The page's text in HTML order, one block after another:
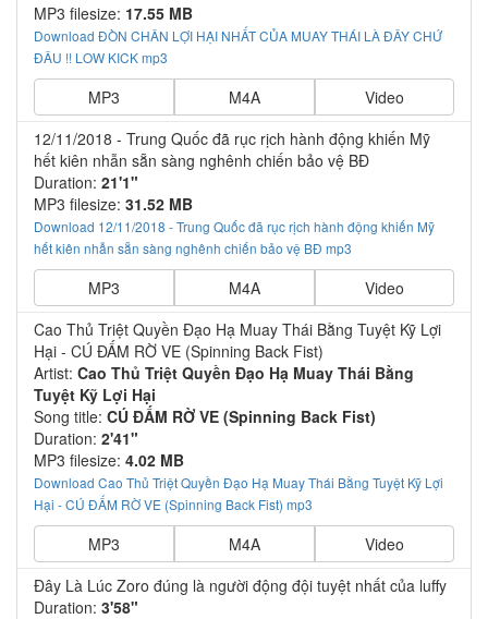
MP3 filesize: 17.55 MB
Download ĐÒN CHÂN LỢI HẠI NHẤT CỦA MUAY THÁI LÀ ĐÂY CHỨ
ĐÂU !! LOW KICK mp3
MP3 M4A
Video
12/11/2018 - Trung Quốc đã rục rịch hành động khiến Mỹ
hết kiên nhẫn sẵn sàng nghênh chiến bảo vệ BĐ
Duration: 21'1"
MP3 filesize: 31.52 MB
Download 12/11/2018 - Trung Quốc đã rục rịch hành động khiến Mỹ
hết kiên nhẫn sẵn sàng nghênh chiến bảo vệ BĐ mp3
MP3 M4A
Video
Cao Thủ Triệt Quyền Đạo Hạ Muay Thái Bằng Tuyệt Kỹ Lợi
Hại - CÚ ĐẤM RỜ VE (Spinning Back Fist)
Artist: Cao Thủ Triệt Quyền Đạo Hạ Muay Thái Bằng
Tuyệt Kỹ Lợi Hại
Song title: CÚ ĐẤM RỜ VE (Spinning Back Fist)
Duration: 2'41"
MP3 filesize: 4.02 MB
Download Cao Thủ Triệt Quyền Đạo Hạ Muay Thái Bằng Tuyệt Kỹ Lợi
Hại - CÚ ĐẤM RỜ VE (Spinning Back Fist) mp3
MP3 M4A
Video
Đây Là Lúc Zoro đúng là người động đội tuyệt nhất của luffy
Duration: 3'58"